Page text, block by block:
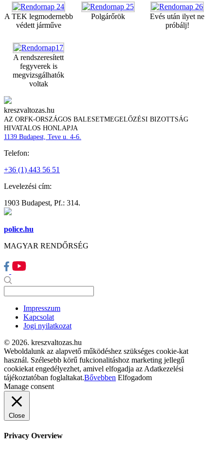
A TEK legmodernebb
védett járműve
Polgárőrök
Evés után ilyet ne
próbálj!
A rendszeresített
fegyverek is
megvizsgálhatók
voltak
kreszvaltozas.hu
AZ ORFK-ORSZÁGOS BALESETMEGELŐZÉSI BIZOTTSÁG
HIVATALOS HONLAPJA
1139 Budapest, Teve u. 4-6.
Telefon:
+36 (1) 443 56 51
Levelezési cím:
1903 Budapest, Pf.: 314.
police.hu
MAGYAR RENDŐRSÉG
Impresszum
Kapcsolat
Jogi nyilatkozat
© 2026. kreszvaltozas.hu
Weboldalunk az alapvető működéshez szükséges cookie-kat
használ. Szélesebb körű fukcionalitáshoz marketing jellegű
cookiekat engedélyezhet, amivel elfogadja az Adatkezelési
tájékoztatóban foglaltakat.Bővebben Elfogadom
Manage consent
Close
Privacy Overview